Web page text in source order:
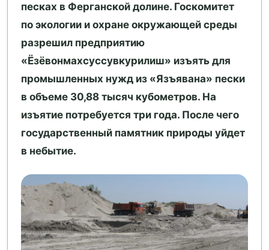
песках в Ферганской долине. Госкомитет
по экологии и охране окружающей среды
разрешил предприятию
«Ёзёвонмахсуссувкурилиш» изъять для
промышленных нужд из «Язъявана» пески
в объеме 30,88 тысяч кубометров. На
изъятие потребуется три года. После чего
государственный памятник природы уйдет
в небытие.